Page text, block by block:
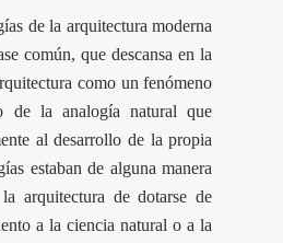
de la arquitectura moderna
común, que descansa en la
como un fenómeno
de la analogía natural que
al desarrollo de la propia
estaban de alguna manera
arquitectura de dotarse de
a la ciencia natural o a la